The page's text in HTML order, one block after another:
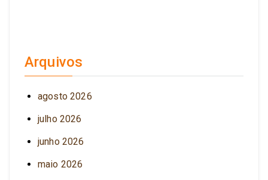
Arquivos
agosto 2026
julho 2026
junho 2026
maio 2026